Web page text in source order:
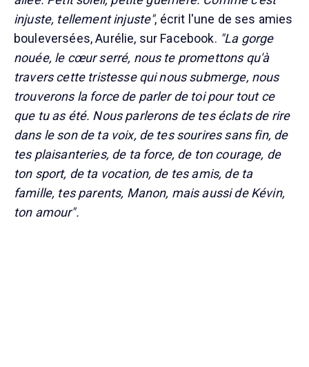
injuste, tellement injuste", écrit l'une de ses amies
bouleversées, Aurélie, sur Facebook. "La gorge
nouée, le cœur serré, nous te promettons qu'à
travers cette tristesse qui nous submerge, nous
trouverons la force de parler de toi pour tout ce
que tu as été. Nous parlerons de tes éclats de rire
dans le son de ta voix, de tes sourires sans fin, de
tes plaisanteries, de ta force, de ton courage, de
ton sport, de ta vocation, de tes amis, de ta
famille, tes parents, Manon, mais aussi de Kévin,
ton amour".